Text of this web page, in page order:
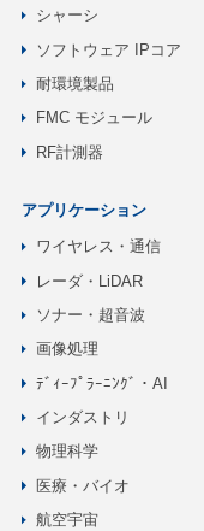
シャーシ
ソフトウェア IPコア
耐環境製品
FMC モジュール
RF計測器
アプリケーション
ワイヤレス・通信
レーダ・LiDAR
ソナー・超音波
画像処理
ﾃﾞｨｰﾌﾟﾗｰﾆﾝｸﾞ・AI
インダストリ
物理科学
医療・バイオ
航空宇宙